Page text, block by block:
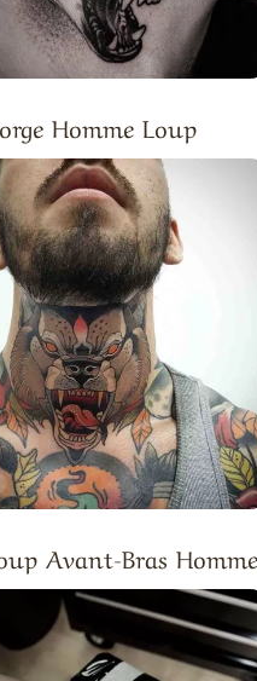
Homme Loup
Avant-Bras Homme